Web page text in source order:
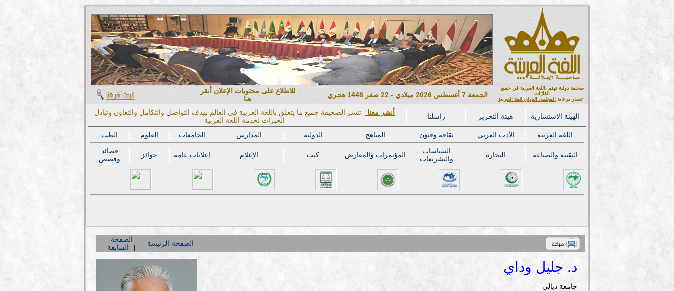
للاطلاع على محتويات الإعلان أنقر
هنا
صحيفة دولية تهتم باللغة العربية في جميع
القارّات
تصدر برعاية
المجلس الدولي للغة العربية
أنشر معنا
تنشر الصحيفة جميع ما يتعلق باللغة العربية في العالم بهدف التواصل والتكامل والتعاون وتبادل
الخبرات لخدمة اللغة العربية
راسلنا هيئة التحرير الهيئة الاستشارية
الطب العلوم الجامعات المدارس الدولية المناهج ثقافة وفنون الأدب العربي
اللغة العربية
قصائد
وقصص
جوائز إعلانات عامة الإعلام كتب المؤتمرات والمعارض
السياسات
والتشريعات
التجارة التقنية والصناعة
الصفحة
السابقة
الصفحة الرئيسة
د. جليل وداي
جامعة ديالى